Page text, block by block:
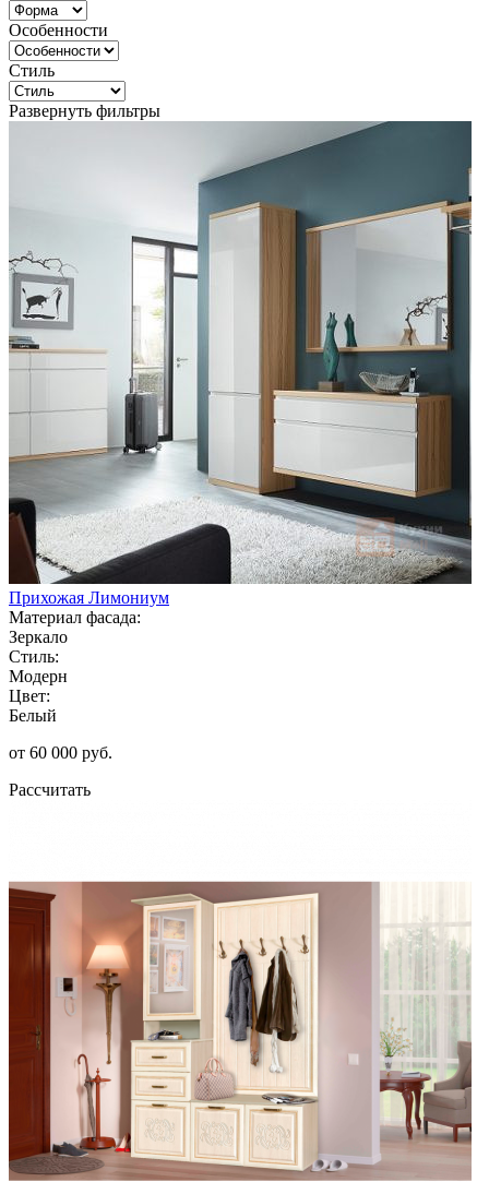
Особенности
Стиль
Развернуть фильтры
Прихожая Лимониум
Материал фасада:
Зеркало
Стиль:
Модерн
Цвет:
Белый
от 60 000 руб.
Рассчитать